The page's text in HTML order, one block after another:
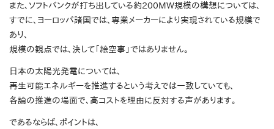
また、ソフトバンクが打ち出している約200MW規模の構想については、
すでに、ヨーロッパ諸国では、専業メーカーにより実現されている規模で
あり、
規模の観点では、決して「絵空事」ではありません。
日本の太陽光発電については、
再生可能エネルギーを推進するという考えでは一致していても、
各論の推進の場面で、高コストを理由に反対する声があります。
であるならば、ポイントは、